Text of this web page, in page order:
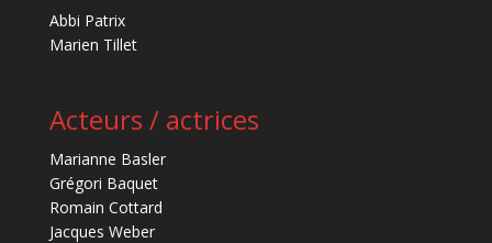
Abbi Patrix
Marien Tillet
Acteurs / actrices
Marianne Basler
Grégori Baquet
Romain Cottard
Jacques Weber